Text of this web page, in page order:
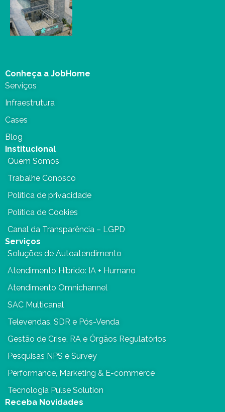
Conheça a JobHome
Serviços
Infraestrutura
Cases
Blog
Institucional
Quem Somos
Trabalhe Conosco
Política de privacidade
Política de Cookies
Canal da Transparência – LGPD
Serviços
Soluções de Autoatendimento
Atendimento Híbrido: IA + Humano
Atendimento Omnichannel
SAC Multicanal
Televendas, SDR e Pós-Venda
Gestão de Crise, RA e Órgãos Regulatórios
Pesquisas NPS e Survey
Performance, Marketing & E-commerce
Tecnologia Pulse Solution
Receba Novidades